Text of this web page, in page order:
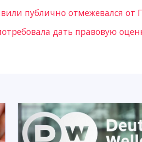
публично отмежевался от
дать правовую